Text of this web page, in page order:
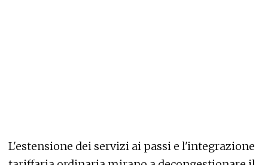
L'estensione dei servizi ai passi e l'integrazione